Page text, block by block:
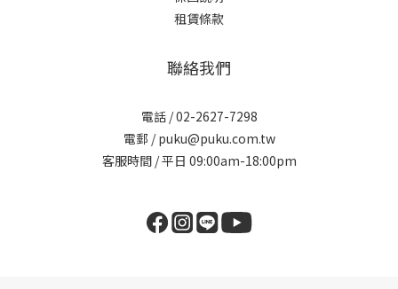
租賃條款
聯絡我們
電話 / 02-2627-7298
電郵 / puku@puku.com.tw
客服時間 / 平日 09:00am-18:00pm